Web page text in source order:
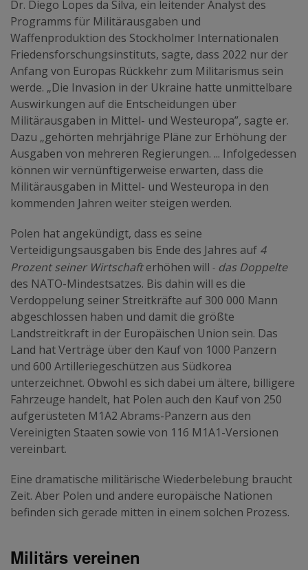
Dr. Diego Lopes da Silva, ein leitender Analyst des
Programms für Militärausgaben und
Waffenproduktion des Stockholmer Internationalen
Friedensforschungsinstituts, sagte, dass 2022 nur der
Anfang von Europas Rückkehr zum Militarismus sein
werde. „Die Invasion in der Ukraine hatte unmittelbare
Auswirkungen auf die Entscheidungen über
Militärausgaben in Mittel- und Westeuropa”, sagte er.
Dazu „gehörten mehrjährige Pläne zur Erhöhung der
Ausgaben von mehreren Regierungen. ... Infolgedessen
können wir vernünftigerweise erwarten, dass die
Militärausgaben in Mittel- und Westeuropa in den
kommenden Jahren weiter steigen werden.
Polen hat angekündigt, dass es seine
Verteidigungsausgaben bis Ende des Jahres auf 4
Prozent seiner Wirtschafterhöhen will - das Doppelte
des NATO-Mindestsatzes. Bis dahin will es die
Verdoppelung seiner Streitkräfte auf 300 000 Mann
abgeschlossen haben und damit die größte
Landstreitkraft in der Europäischen Union sein. Das
Land hat Verträge über den Kauf von 1000 Panzern
und 600 Artilleriegeschützen aus Südkorea
unterzeichnet. Obwohl es sich dabei um ältere, billigere
Fahrzeuge handelt, hat Polen auch den Kauf von 250
aufgerüsteten M1A2 Abrams-Panzern aus den
Vereinigten Staaten sowie von 116 M1A1-Versionen
vereinbart.
Eine dramatische militärische Wiederbelebung braucht
Zeit. Aber Polen und andere europäische Nationen
befinden sich gerade mitten in einem solchen Prozess.
Militärs vereinen